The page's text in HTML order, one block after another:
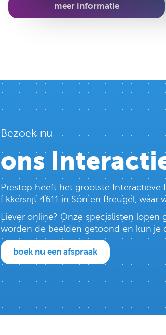
meer informatie
Bezoek nu
ons
Prestop heeft het grootste Interactieve
Ekkersrijt 4611 in Son en Breugel,
Liever online? Onze specialisten lopen
worden de beelden getoond en kun je
boek nu een afspraak